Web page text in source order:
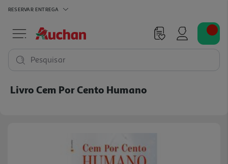
RESERVAR ENTREGA
Pesquisar
Livro Cem Por Cento Humano